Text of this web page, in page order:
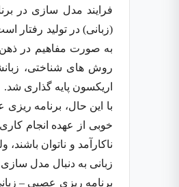
فرایند مدل سازی در
(زبانی) در تولید رفتار
به صورت مفاهیم در ذهن
روش های شناختی،
اریکسون پایه گذاری شد.
با این حال، برنامه
خوبی از عهده انجام
ناکارآمد و ناتوان
زبانی به دنبال مدل
برنامه ریزی عصبی –